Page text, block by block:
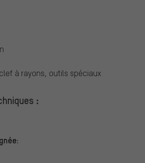
à rayons, outils spéciaux
: